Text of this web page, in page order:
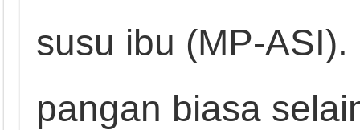
susu ibu (MP-
pangan biasa